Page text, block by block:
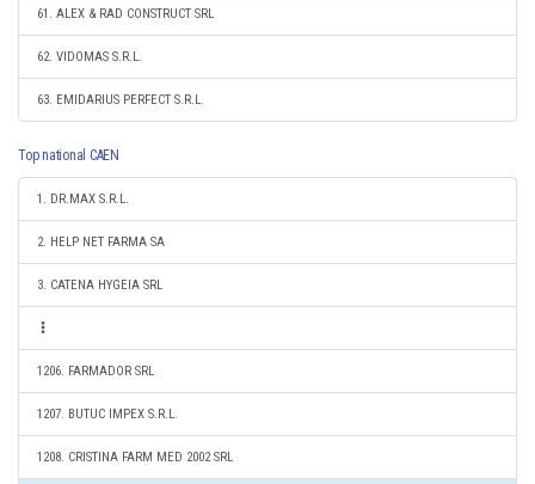
61. ALEX & RAD CONSTRUCT SRL
62. VIDOMAS S.R.L.
63. EMIDARIUS PERFECT S.R.L.
Top national CAEN
1. DR.MAX S.R.L.
2. HELP NET FARMA SA
3. CATENA HYGEIA SRL
1206. FARMADOR SRL
1207. BUTUC IMPEX S.R.L.
1208. CRISTINA FARM MED 2002 SRL